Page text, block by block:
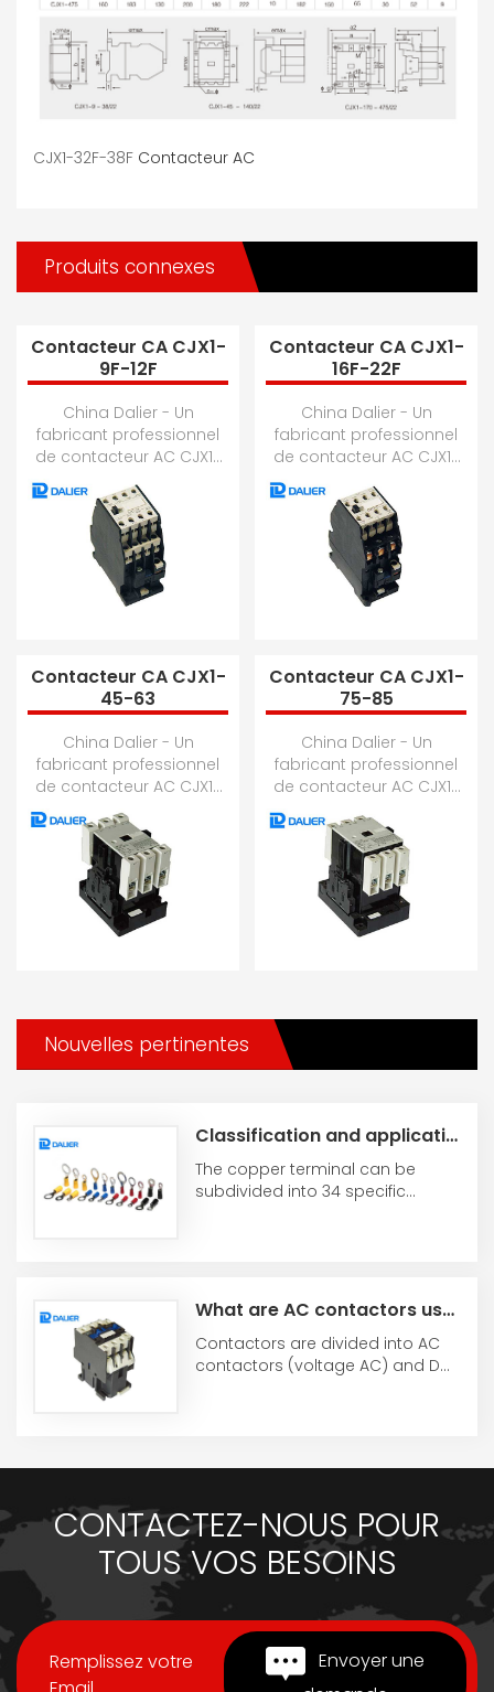
CJX1-32F-38F Contacteur AC
Produits connexes
Contacteur CA CJX1-
9F-12F
China Dalier - Un
fabricant professionnel
de contacteur AC CJX1-
9F-12F, contacteur AC 3TF,
contacteur AC,
contacteur AC CJX2,...
Contacteur CA CJX1-
16F-22F
China Dalier - Un
fabricant professionnel
de contacteur AC CJX1-
16F-22F, contacteur AC
3TF, contacteur AC,
contacteur AC CJX2...
Contacteur CA CJX1-
45-63
China Dalier - Un
fabricant professionnel
de contacteur AC CJX1-
45-63, contacteur AC 3TF,
contacteur AC,
contacteur AC CJX2, ...
Contacteur CA CJX1-
75-85
China Dalier - Un
fabricant professionnel
de contacteur AC CJX1-
75-85, contacteur AC 3TF,
contacteur AC,
contacteur AC CJX2, ...
Nouvelles pertinentes
Classification and application range of copper terminals
The copper terminal can be
subdivided into 34 specific
What are AC contactors used for?
Contactors are divided into AC
contactors (voltage AC) and DC
CONTACTEZ-NOUS POUR
TOUS VOS BESOINS
Remplissez votre
Envoyer une